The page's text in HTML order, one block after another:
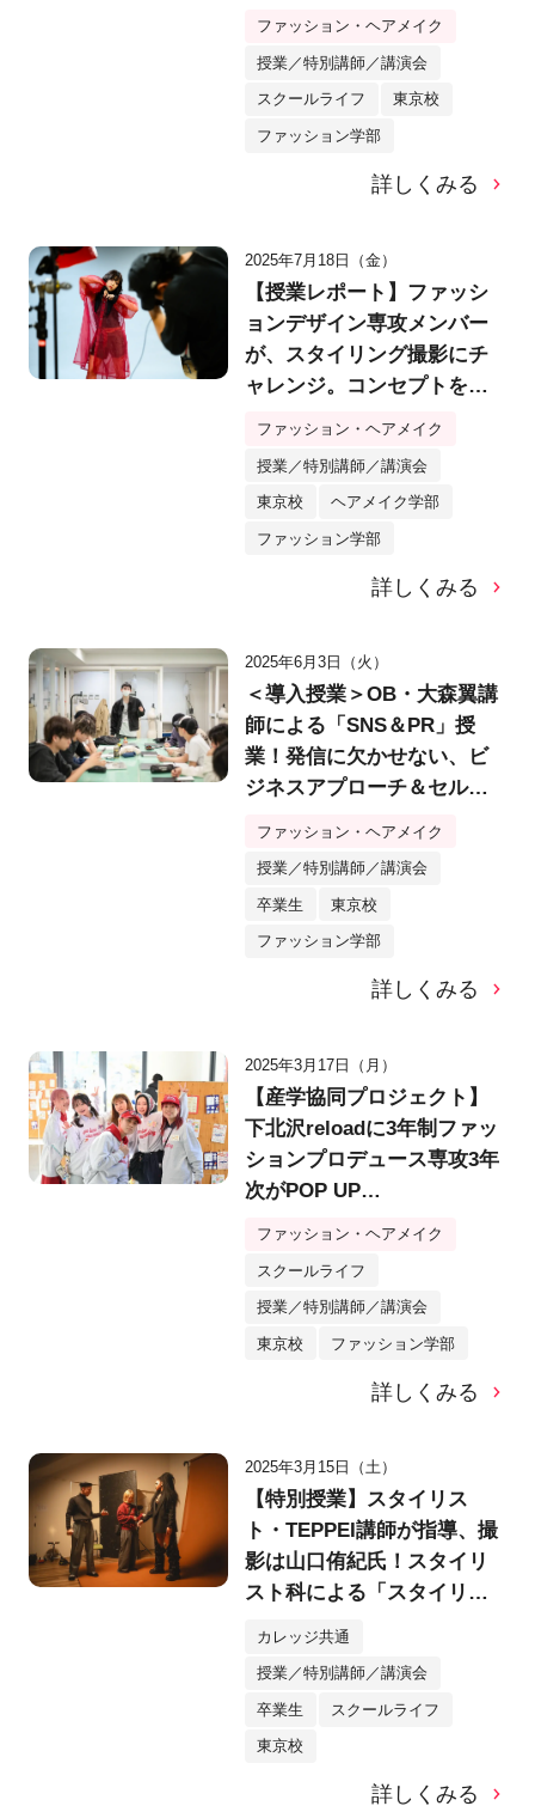
代の衣服を介して「歴史」
ファッション・ヘアメイク
授業／特別講師／講演会
スクールライフ 東京校
ファッション学部
詳しくみる
2025年7月18日（金）
【授業レポート】ファッシ
ョンデザイン専攻メンバー
が、スタイリング撮影にチ
ャレンジ。コンセプトを設
ファッション・ヘアメイク
授業／特別講師／講演会
東京校 ヘアメイク学部
ファッション学部
詳しくみる
2025年6月3日（火）
＜導入授業＞OB・大森翼講
師による「SNS＆PR」授
業！発信に欠かせない、ビ
ジネスアプローチ＆セルフ
ファッション・ヘアメイク
授業／特別講師／講演会
卒業生 東京校
ファッション学部
詳しくみる
2025年3月17日（月）
【産学協同プロジェクト】
下北沢reloadに3年制ファッ
ションプロデュース専攻3年
次がPOP UP
ツ、トートバッグ、ソック
スを販売。
ファッション・ヘアメイク
スクールライフ
授業／特別講師／講演会
東京校 ファッション学部
詳しくみる
2025年3月15日（土）
【特別授業】スタイリス
ト・TEPPEI講師が指導、撮
影は山口侑紀氏！スタイリ
スト科による「スタイリン
グ＆シューティング」授業
カレッジ共通
授業／特別講師／講演会
卒業生 スクールライフ
東京校
詳しくみる